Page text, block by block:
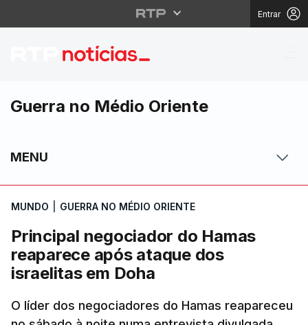
Entrar
Principal negociador
Guerra no Médio Oriente
MENU
MUNDO GUERRA NO MÉDIO ORIENTE
Principal negociador do Hamas
reaparece após ataque dos
israelitas em Doha
O líder dos negociadores do Hamas reapareceu